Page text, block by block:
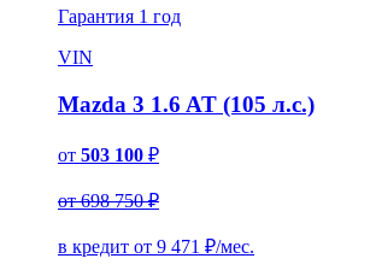
Гарантия 1 год
VIN
Mazda 3 1.6 AT (105 л.с.)
от 503 100 ₽
от 698 750 ₽
в кредит от 9 471 ₽/мес.